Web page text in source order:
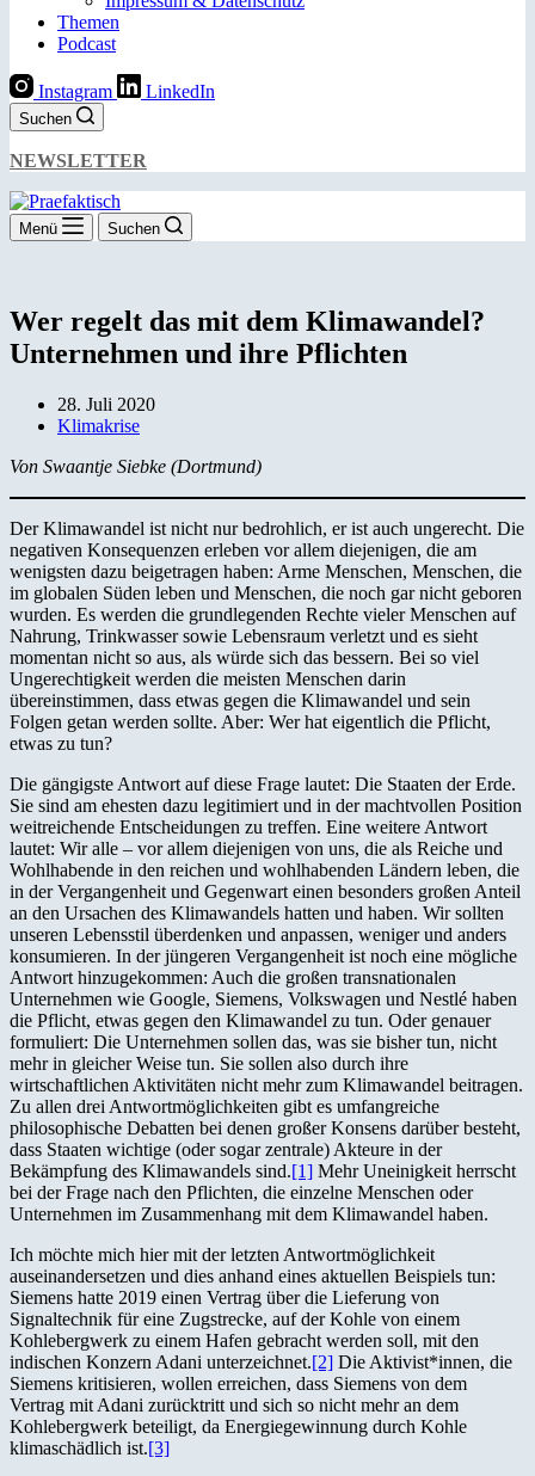
Themen
Podcast
Instagram LinkedIn
Suchen
NEWSLETTER
Menü Suchen
Wer regelt das mit dem Klimawandel?
Unternehmen und ihre Pflichten
28. Juli 2020
Klimakrise
Von Swaantje Siebke (Dortmund)
Der Klimawandel ist nicht nur bedrohlich, er ist auch ungerecht. Die
negativen Konsequenzen erleben vor allem diejenigen, die am
wenigsten dazu beigetragen haben: Arme Menschen, Menschen, die
im globalen Süden leben und Menschen, die noch gar nicht geboren
wurden. Es werden die grundlegenden Rechte vieler Menschen auf
Nahrung, Trinkwasser sowie Lebensraum verletzt und es sieht
momentan nicht so aus, als würde sich das bessern. Bei so viel
Ungerechtigkeit werden die meisten Menschen darin
übereinstimmen, dass etwas gegen die Klimawandel und sein
Folgen getan werden sollte. Aber: Wer hat eigentlich die Pflicht,
etwas zu tun?
Die gängigste Antwort auf diese Frage lautet: Die Staaten der Erde.
Sie sind am ehesten dazu legitimiert und in der machtvollen Position
weitreichende Entscheidungen zu treffen. Eine weitere Antwort
lautet: Wir alle – vor allem diejenigen von uns, die als Reiche und
Wohlhabende in den reichen und wohlhabenden Ländern leben, die
in der Vergangenheit und Gegenwart einen besonders großen Anteil
an den Ursachen des Klimawandels hatten und haben. Wir sollten
unseren Lebensstil überdenken und anpassen, weniger und anders
konsumieren. In der jüngeren Vergangenheit ist noch eine mögliche
Antwort hinzugekommen: Auch die großen transnationalen
Unternehmen wie Google, Siemens, Volkswagen und Nestlé haben
die Pflicht, etwas gegen den Klimawandel zu tun. Oder genauer
formuliert: Die Unternehmen sollen das, was sie bisher tun, nicht
mehr in gleicher Weise tun. Sie sollen also durch ihre
wirtschaftlichen Aktivitäten nicht mehr zum Klimawandel beitragen.
Zu allen drei Antwortmöglichkeiten gibt es umfangreiche
philosophische Debatten bei denen großer Konsens darüber besteht,
dass Staaten wichtige (oder sogar zentrale) Akteure in der
Bekämpfung des Klimawandels sind.[1] Mehr Uneinigkeit herrscht
bei der Frage nach den Pflichten, die einzelne Menschen oder
Unternehmen im Zusammenhang mit dem Klimawandel haben.
Ich möchte mich hier mit der letzten Antwortmöglichkeit
auseinandersetzen und dies anhand eines aktuellen Beispiels tun:
Siemens hatte 2019 einen Vertrag über die Lieferung von
Signaltechnik für eine Zugstrecke, auf der Kohle von einem
Kohlebergwerk zu einem Hafen gebracht werden soll, mit den
indischen Konzern Adani unterzeichnet.[2] Die Aktivist*innen, die
Siemens kritisieren, wollen erreichen, dass Siemens von dem
Vertrag mit Adani zurücktritt und sich so nicht mehr an dem
Kohlebergwerk beteiligt, da Energiegewinnung durch Kohle
klimaschädlich ist.[3]